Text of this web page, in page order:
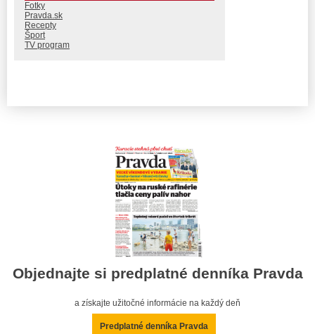
Fotky
Pravda.sk
Recepty
Šport
TV program
Objednajte si predplatné denníka Pravda
a získajte užitočné informácie na každý deň
Predplatné denníka Pravda